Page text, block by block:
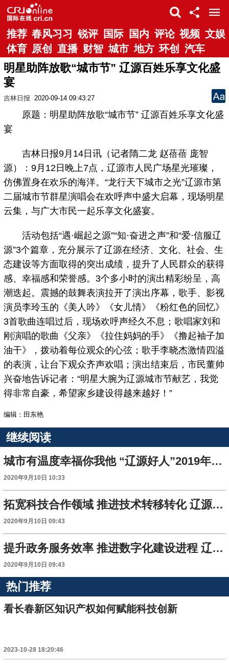
推荐 春风习习 锐评 国际 国内 评论 视频 文娱
体育 原创 直播 财智 城市 地方 环创 汽车
明星助阵放歌“城市节” 辽源百姓乐享文化盛
宴
吉林日报 2020-09-14 09:43:27
原题：明星助阵放歌“城市节” 辽源百姓乐享文化盛
宴
吉林日报9月14日讯（记者隋二龙 赵蓓蓓 庞智
源）：9月12日晚上7点，辽源市人民广场星光璀璨，
仿佛置身在欢乐的海洋。“龙行天下城市之光”辽源市第
二届城市节群星演唱会在欢呼声中盛大启幕，现场明星
云集，与广大市民一起乐享文化盛宴。
活动包括“遇·崛起之源”“知·奋进之声”和“爱·信服辽
源”3个篇章，充分展示了辽源在经济、文化、社会、生
态建设等方面取得的突出成绩，提升了人民群众的获得
感、幸福感和荣誉感。3个多小时的演出精彩纷呈，高
潮迭起。震撼的鼓舞表演拉开了演出序幕，歌手、影视
演员李玲玉的《美人吟》《女儿情》《粉红色的回忆》
3首歌曲连唱过后，现场欢呼声经久不息；歌唱家刘和
刚演唱的歌曲《父亲》《拉住妈妈的手》《撸起袖子加
油干》，拨动着每位观众的心弦；歌手李晓杰激情四溢
的表演，让台下观众齐声欢唱；演出结束后，市民董帅
兴奋地告诉记者：“明星大腕为辽源城市节献艺，我觉
得非常自豪，希望家乡建设得越来越好！”
编辑：田东艳
继续阅读
城市有温度幸福你我他 “辽源好人”2019年度人物颁奖典礼举行
2020年9月10日 10:33
拓宽科技合作领域 推进技术转移转化 辽源与中科院长春分院开展主题对接活动
2020年9月10日 09:43
提升政务服务效率 推进数字化建设进程 辽源市智慧政务平台上线启动
2020年9月10日 09:43
热门推荐
看长春新区知识产权如何赋能科技创新
2023-10-28 18:20:46